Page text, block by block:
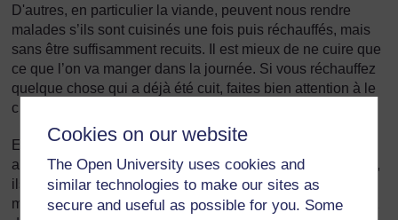
Cookies on our website
The Open University uses cookies and
similar technologies to make our sites as
secure and useful as possible for you. Some
D'autres, en particulier la viande, peuvent nous rendre
malades s’ils sont cuisinés une fois puis réchauffés, mais
sans être suffisamment recuits. Il est mieux de ne cuire que
ce que l’on va manger dans la journée. Si vous réchauffez
quelque chose qui a déjà été cuit, faites bien attention à le
chauffer entièrement.
Enfin, les animaux – y compris de nombreux insectes –
aiment aussi la nourriture, mais s'ils touchent nos aliments,
ils y laissent des microbes qui peuvent nous rendre
malades ou nous provoquer des ennuis de santé. Essayez